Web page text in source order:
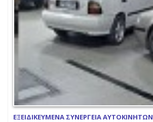
ΕΞΕΙΔΙΚΕΥΜΕΝΑ ΣΥΝΕΡΓΕΙΑ ΑΥΤΟΚΙΝΗΤΩΝ